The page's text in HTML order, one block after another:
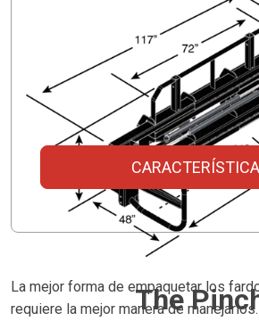
Bastidor resistente como
Agarra 1 o 2 paquetes/
The
La mejor forma de empaquetar los
requiere la mejor manera de